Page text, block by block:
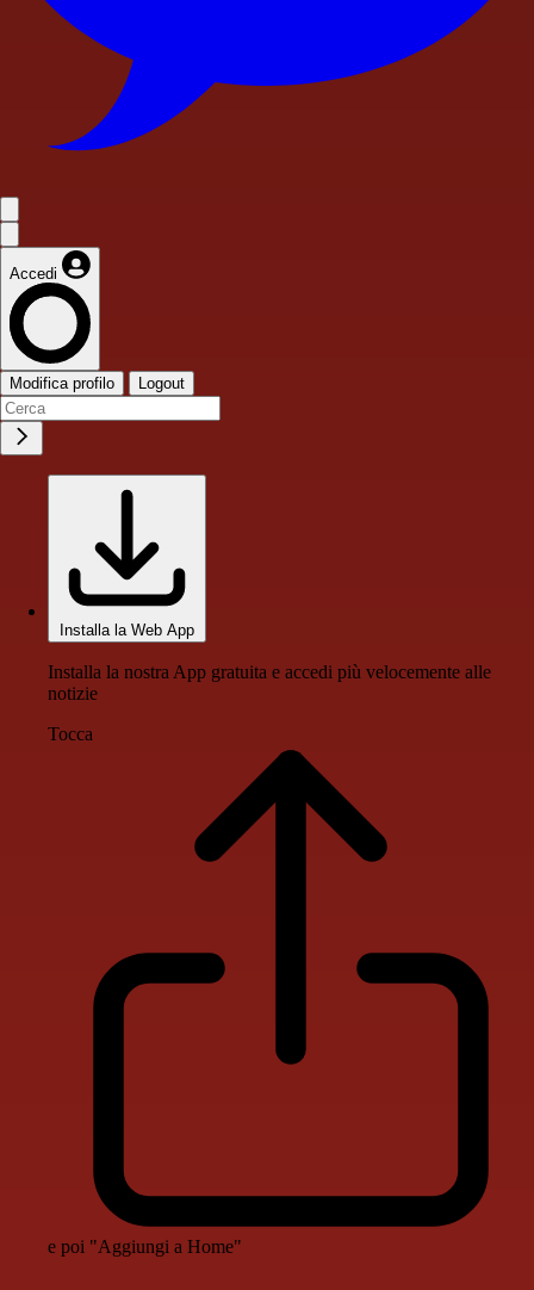
Accedi
Modifica profilo Logout
Installa la Web App
Installa la nostra App gratuita e accedi più velocemente alle
notizie
Tocca
e poi "Aggiungi a Home"